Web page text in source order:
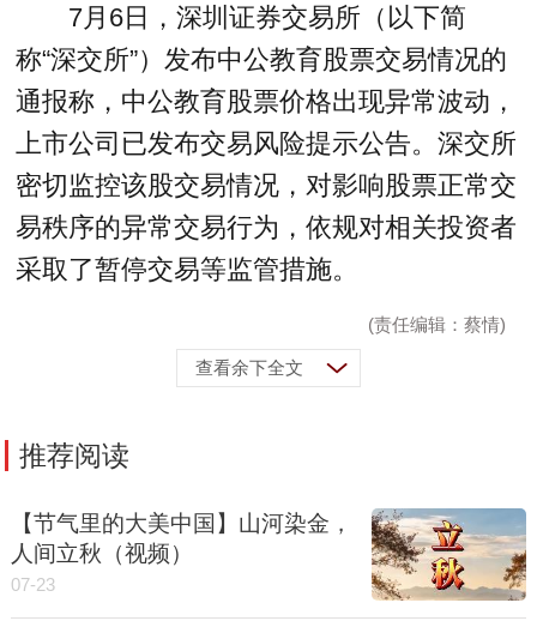
7月6日，深圳证券交易所（以下简
称“深交所”）发布中公教育股票交易情况的
通报称，中公教育股票价格出现异常波动，
上市公司已发布交易风险提示公告。深交所
密切监控该股交易情况，对影响股票正常交
易秩序的异常交易行为，依规对相关投资者
采取了暂停交易等监管措施。
(责任编辑：蔡情)
查看余下全文
推荐阅读
【节气里的大美中国】山河染金，
人间立秋（视频）
07-23